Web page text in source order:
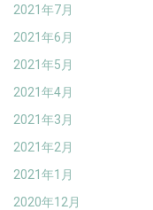
2021年7月
2021年6月
2021年5月
2021年4月
2021年3月
2021年2月
2021年1月
2020年12月